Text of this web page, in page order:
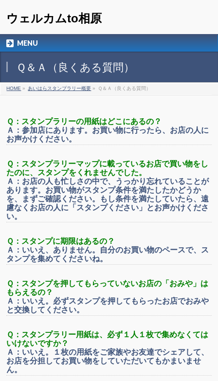
ウェルカムto相原
MENU
Ｑ＆Ａ（良くある質問）
HOME » あいはらスタンプラリー概要 » Ｑ＆Ａ（良くある質問）
Ｑ：スタンプラリーの用紙はどこにあるの？
Ａ：参加店にあります。お買い物に行ったら、お店の人に
お声かけください。
Ｑ：スタンプラリーマップに載っているお店で買い物をし
たのに、スタンプをくれませんでした。
Ａ：お店の人も忙しさの中で、うっかり忘れていることが
あります。お買い物がスタンプ条件を満たしたかどうか
を、まずご確認ください。もし条件を満たしていたら、遠
慮なくお店の人に「スタンプください」とお声かけくださ
い。
Ｑ：スタンプに期限はあるの？
Ａ：いいえ、ありません。自分のお買い物のペースで、ス
タンプを集めてくださいね。
Ｑ：スタンプを押してもらっていないお店の「おみや」は
もらえるの？
Ａ：いいえ。必ずスタンプを押してもらったお店でおみや
と交換してください。
Ｑ：スタンプラリー用紙は、必ず１人１枚で集めなくては
いけないですか？
Ａ：いいえ。１枚の用紙をご家族やお友達でシェアして、
お店を分担してお買い物をしていただいてもかまいませ
ん。